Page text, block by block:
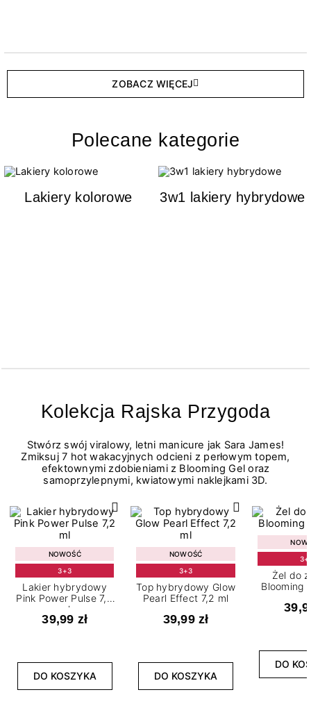
ZOBACZ WIĘCEJ
Polecane kategorie
Lakiery kolorowe 3w1 lakiery hybrydowe
Kolekcja Rajska Przygoda
Stwórz swój viralowy, letni manicure jak Sara James!
Zmiksuj 7 hot wakacyjnych odcieni z perłowym topem,
efektownymi zdobieniami z Blooming Gel oraz
samoprzylepnymi, kwiatowymi naklejkami 3D.
NOWOŚĆ
3+3
Lakier hybrydowy
Pink Power Pulse 7,2
ml
39,99 zł
DO KOSZYKA
NOWOŚĆ
3+3
Top hybrydowy Glow
Pearl Effect 7,2 ml
39,99 zł
DO KOSZYKA
Żel do
Blooming
DO